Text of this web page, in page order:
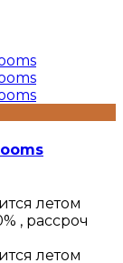
летом
, рассроч
летом